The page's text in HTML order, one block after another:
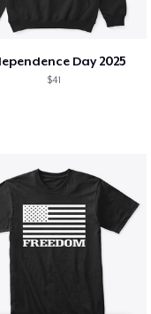
Day 2025
$41